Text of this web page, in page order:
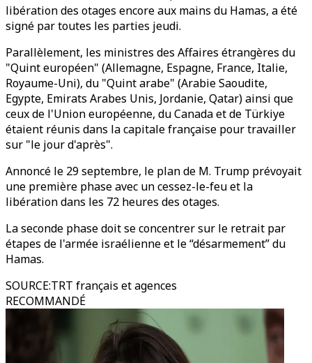
libération des otages encore aux mains du Hamas, a été
signé par toutes les parties jeudi.
Parallèlement, les ministres des Affaires étrangères du
"Quint européen" (Allemagne, Espagne, France, Italie,
Royaume-Uni), du "Quint arabe" (Arabie Saoudite,
Egypte, Emirats Arabes Unis, Jordanie, Qatar) ainsi que
ceux de l'Union européenne, du Canada et de Türkiye
étaient réunis dans la capitale française pour travailler
sur "le jour d'après".
Annoncé le 29 septembre, le plan de M. Trump prévoyait
une première phase avec un cessez-le-feu et la
libération dans les 72 heures des otages.
La seconde phase doit se concentrer sur le retrait par
étapes de l'armée israélienne et le “désarmement” du
Hamas.
SOURCE:TRT français et agences
RECOMMANDÉ